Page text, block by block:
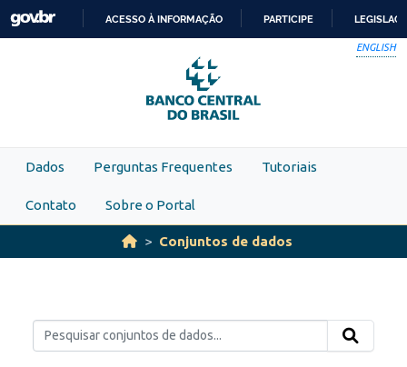
Skip to main content
PARA
O
CONTEÚDO
ACESSO À INFORMAÇÃO PARTICIPE
ENGLISH
Dados Perguntas Frequentes Tutoriais
Contato Sobre o Portal
Conjuntos de dados